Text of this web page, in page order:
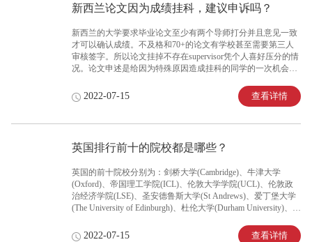
新西兰论文因为成绩挂科，建议申诉吗？
新西兰的大学要求毕业论文至少有两个导师打分并且意见一致
才可以确认成绩。不及格和70+的论文有学校甚至需要第三人
审核签字。所以论文挂掉不存在supervisor凭个人喜好压分的情
况。论文申述是给因为特殊原因造成挂科的同学的一次机会，
低。2022-07-15 查看详情
英国排行前十的院校都是哪些？
英国的前十院校分别为：剑桥大学(Cambridge)、牛津大学
(Oxford)、帝国理工学院(ICL)、伦敦大学学院(UCL)、伦敦政
治经济学院(LSE)、圣安德鲁斯大学(St Andrews)、爱丁堡大学
(The University of Edinburgh)、杜伦大学(Durham University)、华
University)。以上这些就是英国排名前十的院校。
2022-07-15 查看详情